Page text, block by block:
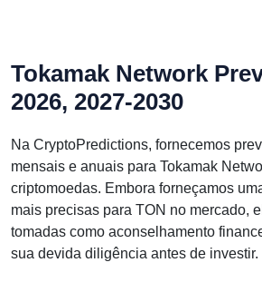
Tokamak Network
2026, 2027-2030
Na CryptoPredictions, fornecemos
mensais e anuais para Tokamak
criptomoedas. Embora forneçamos
mais precisas para TON no mercado,
tomadas como aconselhamento
sua devida diligência antes de investir.